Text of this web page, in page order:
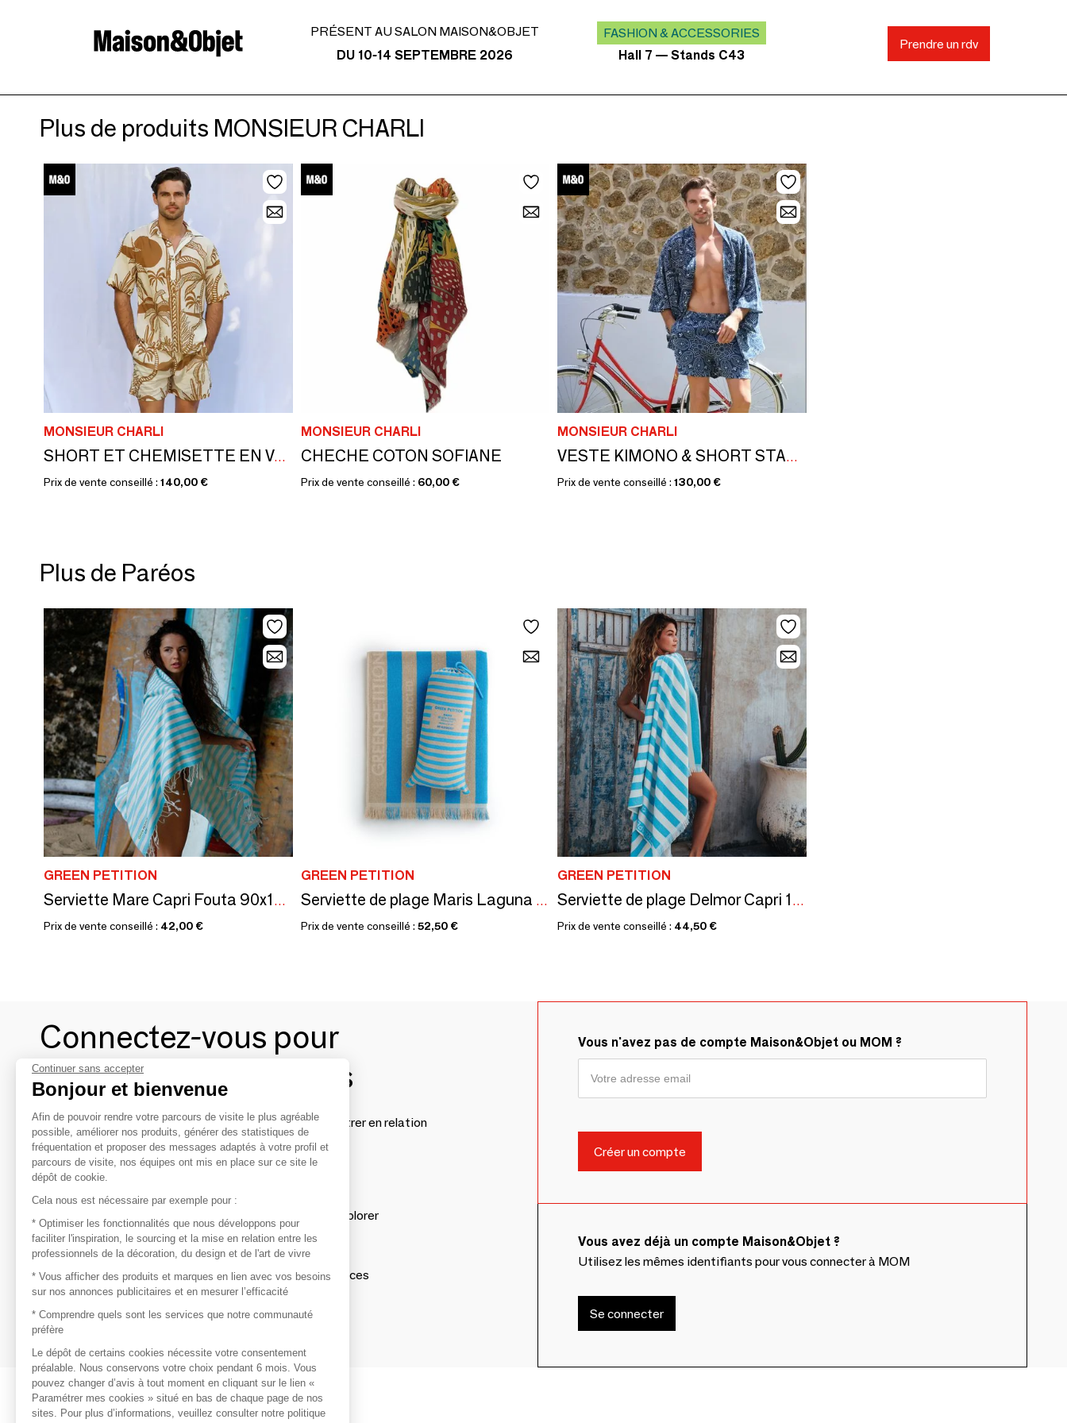
PRÉSENT AU SALON MAISON&OBJET
DU 10-14 SEPTEMBRE 2026
FASHION & ACCESSORIES
Hall 7 — Stands C43
Prendre un rdv
Plus de produits MONSIEUR CHARLI
MONSIEUR CHARLI
SHORT ET CHEMISETTE EN VOILE DE COTON SERAPHIN
Prix de vente conseillé : 140,00 €
MONSIEUR CHARLI
CHECHE COTON SOFIANE
Prix de vente conseillé : 60,00 €
MONSIEUR CHARLI
VESTE KIMONO & SHORT STANLEY EN VOILE DE COTON
Prix de vente conseillé : 130,00 €
Plus de Paréos
GREEN PETITION
Serviette Mare Capri Fouta 90x180 cm
Prix de vente conseillé : 42,00 €
GREEN PETITION
Serviette de plage Maris Laguna 100x180 cm
Prix de vente conseillé : 52,50 €
GREEN PETITION
Serviette de plage Delmor Capri 100x180 cm
Prix de vente conseillé : 44,50 €
Connectez-vous pour
contacter les marques
Afin de profiter au mieux de l'expérience MOM et de rentrer en relation
avec vos marques préférées, créez-vous un compte.
Découvrir
Les produits de milliers de fournisseurs à explorer
S'inspirer
Inspiration et sélections de produits tendances
Contacter
Vous n'avez pas de compte Maison&Objet ou MOM ?
Vous avez déjà un compte Maison&Objet ?
Utilisez les mêmes identifiants pour vous connecter à MOM
Se connecter
Continuer sans accepter
Bonjour et bienvenue
Afin de pouvoir rendre votre parcours de visite le plus agréable
possible, améliorer nos produits, générer des statistiques de
fréquentation et proposer des messages adaptés à votre profil et
parcours de visite, nos équipes ont mis en place sur ce site le
dépôt de cookie.
Cela nous est nécessaire par exemple pour :
* Optimiser les fonctionnalités que nous développons pour
faciliter l'inspiration, le sourcing et la mise en relation entre les
professionnels de la décoration, du design et de l'art de vivre
* Vous afficher des produits et marques en lien avec vos besoins
sur nos annonces publicitaires et en mesurer l’efficacité
* Comprendre quels sont les services que notre communauté
préfère
Le dépôt de certains cookies nécessite votre consentement
préalable. Nous conservons votre choix pendant 6 mois. Vous
pouvez changer d’avis à tout moment en cliquant sur le lien «
Paramétrer mes cookies » situé en bas de chaque page de nos
sites. Pour plus d’informations, veuillez consulter notre politique